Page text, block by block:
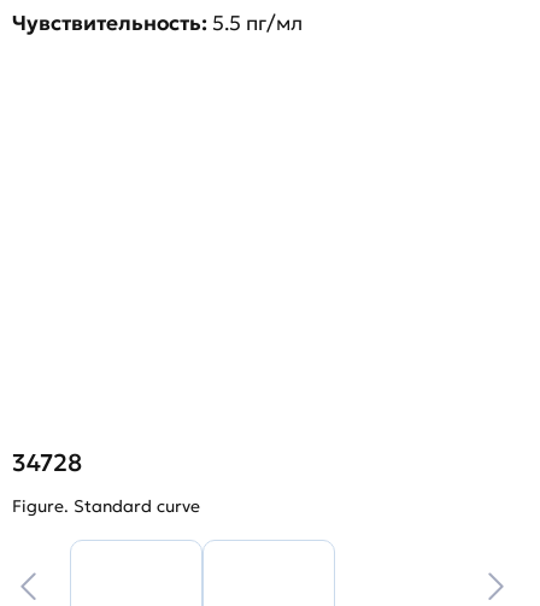
Чувствительность: 5.5 пг/мл
34728
Figure. Standard curve